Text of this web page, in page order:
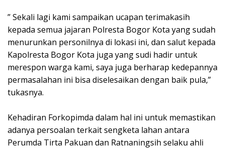
” Sekali lagi kami sampaikan ucapan terimakasih
kepada semua jajaran Polresta Bogor Kota yang sudah
menurunkan personilnya di lokasi ini, dan salut kepada
Kapolresta Bogor Kota juga yang sudi hadir untuk
merespon warga kami, saya juga berharap kedepannya
permasalahan ini bisa diselesaikan dengan baik pula,”
tukasnya.
Kehadiran Forkopimda dalam hal ini untuk memastikan
adanya persoalan terkait sengketa lahan antara
Perumda Tirta Pakuan dan Ratnaningsih selaku ahli